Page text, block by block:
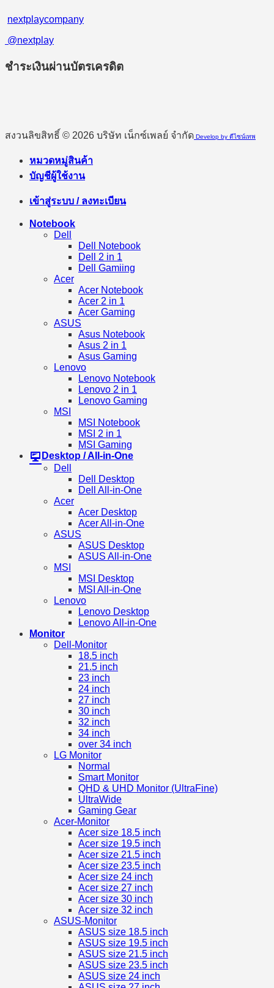
nextplaycompany
@nextplay
ชำระเงินผ่านบัตรเครดิต
สงวนลิขสิทธิ์ © 2026 บริษัท เน็กซ์เพลย์ จำกัด Develop by ดีไซน์เทพ
หมวดหมู่สินค้า
บัญชีผู้ใช้งาน
เข้าสู่ระบบ / ลงทะเบียน
Notebook
Dell
Dell Notebook
Dell 2 in 1
Dell Gamiing
Acer
Acer Notebook
Acer 2 in 1
Acer Gaming
ASUS
Asus Notebook
Asus 2 in 1
Asus Gaming
Lenovo
Lenovo Notebook
Lenovo 2 in 1
Lenovo Gaming
MSI
MSI Notebook
MSI 2 in 1
MSI Gaming
Desktop / All-in-One
Dell
Dell Desktop
Dell All-in-One
Acer
Acer Desktop
Acer All-in-One
ASUS
ASUS Desktop
ASUS All-in-One
MSI
MSI Desktop
MSI All-in-One
Lenovo
Lenovo Desktop
Lenovo All-in-One
Monitor
Dell-Monitor
18.5 inch
21.5 inch
23 inch
24 inch
27 inch
30 inch
32 inch
34 inch
over 34 inch
LG Monitor
Normal
Smart Monitor
QHD & UHD Monitor (UltraFine)
UltraWide
Gaming Gear
Acer-Monitor
Acer size 18.5 inch
Acer size 19.5 inch
Acer size 21.5 inch
Acer size 23.5 inch
Acer size 24 inch
Acer size 27 inch
Acer size 30 inch
Acer size 32 inch
ASUS-Monitor
ASUS size 18.5 inch
ASUS size 19.5 inch
ASUS size 21.5 inch
ASUS size 23.5 inch
ASUS size 24 inch